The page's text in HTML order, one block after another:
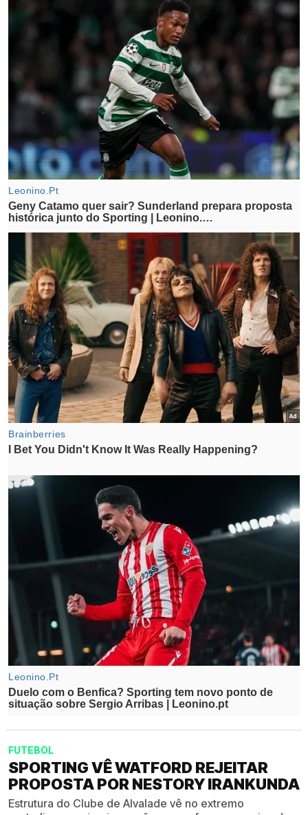
FUTEBOL
SPORTING VÊ WATFORD REJEITAR
PROPOSTA POR NESTORY IRANKUNDA
Estrutura do Clube de Alvalade vê no extremo